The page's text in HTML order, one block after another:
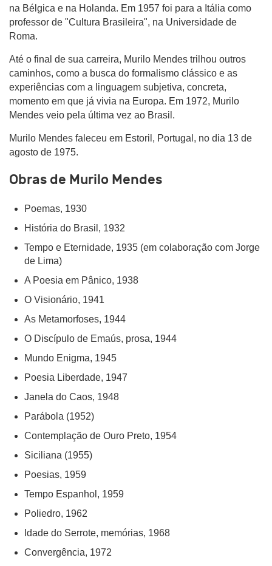
na Bélgica e na Holanda. Em 1957 foi para a Itália como
professor de "Cultura Brasileira", na Universidade de
Roma.
Até o final de sua carreira, Murilo Mendes trilhou outros
caminhos, como a busca do formalismo clássico e as
experiências com a linguagem subjetiva, concreta,
momento em que já vivia na Europa. Em 1972, Murilo
Mendes veio pela última vez ao Brasil.
Murilo Mendes faleceu em Estoril, Portugal, no dia 13 de
agosto de 1975.
Obras de Murilo Mendes
Poemas, 1930
História do Brasil, 1932
Tempo e Eternidade, 1935 (em colaboração com Jorge
de Lima)
A Poesia em Pânico, 1938
O Visionário, 1941
As Metamorfoses, 1944
O Discípulo de Emaús, prosa, 1944
Mundo Enigma, 1945
Poesia Liberdade, 1947
Janela do Caos, 1948
Parábola (1952)
Contemplação de Ouro Preto, 1954
Siciliana (1955)
Poesias, 1959
Tempo Espanhol, 1959
Poliedro, 1962
Idade do Serrote, memórias, 1968
Convergência, 1972